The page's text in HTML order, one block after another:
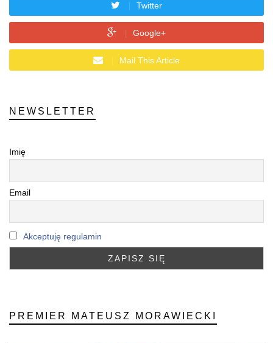
Twitter
Google+
Mail This Article
NEWSLETTER
Imię
Email
Akceptuję regulamin
PREMIER MATEUSZ MORAWIECKI